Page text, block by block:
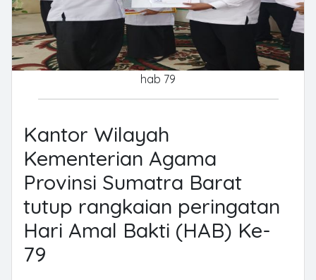
hab 79
Kantor Wilayah
Kementerian Agama
Provinsi Sumatra Barat
tutup rangkaian peringatan
Hari Amal Bakti (HAB) Ke-
79